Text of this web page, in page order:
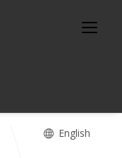
English